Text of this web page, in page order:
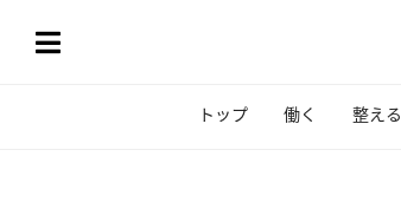
トップ 働く 整える